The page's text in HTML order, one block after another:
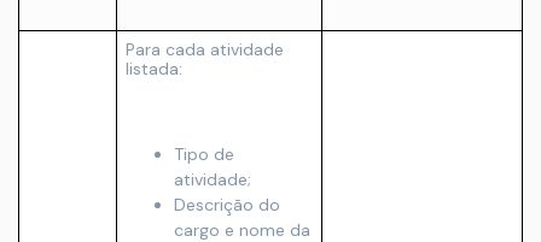
Para cada atividade
listada:
Tipo de
atividade;
Descrição do
cargo e nome da